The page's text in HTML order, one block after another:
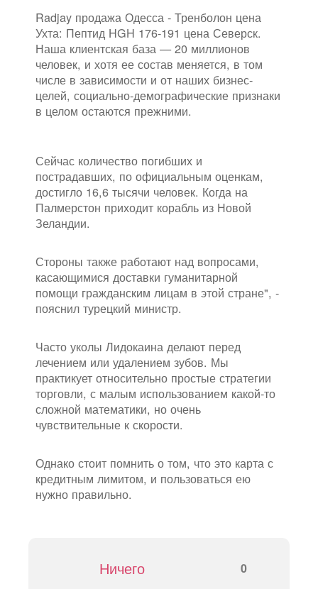
Radjay продажа Одесса - Тренболон цена
Ухта: Пептид HGH 176-191 цена Северск.
Наша клиентская база — 20 миллионов
человек, и хотя ее состав меняется, в том
числе в зависимости и от наших бизнес-
целей, социально-демографические признаки
в целом остаются прежними.
Сейчас количество погибших и
пострадавших, по официальным оценкам,
достигло 16,6 тысячи человек. Когда на
Палмерстон приходит корабль из Новой
Зеландии.
Стороны также работают над вопросами,
касающимися доставки гуманитарной
помощи гражданским лицам в этой стране", -
пояснил турецкий министр.
Часто уколы Лидокаина делают перед
лечением или удалением зубов. Мы
практикует относительно простые стратегии
торговли, с малым использованием какой-то
сложной математики, но очень
чувствительные к скорости.
Однако стоит помнить о том, что это карта с
кредитным лимитом, и пользоваться ею
нужно правильно.
Ничего 0